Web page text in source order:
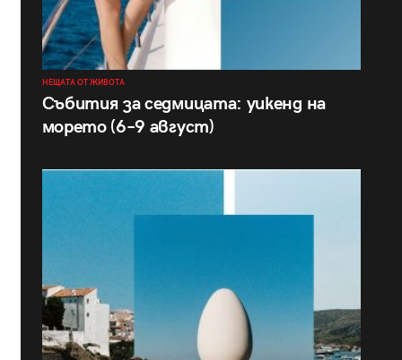
НЕЩАТА ОТ ЖИВОТА
Събития за седмицата: уикенд на
морето (6–9 август)